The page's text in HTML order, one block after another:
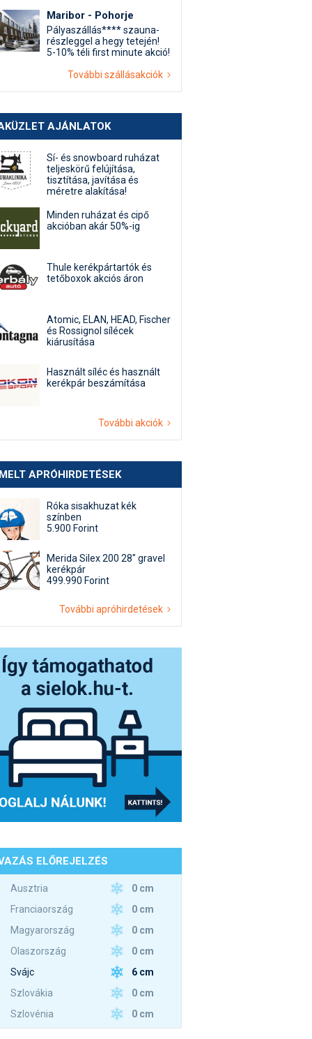
Maribor - Pohorje
Pályaszállás**** szauna-
részleggel a hegy tetején!
5-10% téli first minute akció!
További szállásakciók
AJÁNLATOK
Sí- és snowboard ruházat
teljeskörű felújítása,
tisztítása, javítása és
méretre alakítása!
Minden ruházat és cipő
akcióban akár 50%-ig
Thule kerékpártartók és
tetőboxok akciós áron
Atomic, ELAN, HEAD, Fischer
és Rossignol sílécek
kiárusítása
Használt síléc és használt
kerékpár beszámítása
További akciók
APRÓHIRDETÉSEK
Róka sisakhuzat kék
színben
5.900 Forint
Merida Silex 200 28" gravel
kerékpár
499.990 Forint
További apróhirdetések
ELŐREJELZÉS
Ausztria
0 cm
Franciaország
0 cm
Magyarország
0 cm
Olaszország
0 cm
Svájc
6 cm
Szlovákia
0 cm
Szlovénia
0 cm